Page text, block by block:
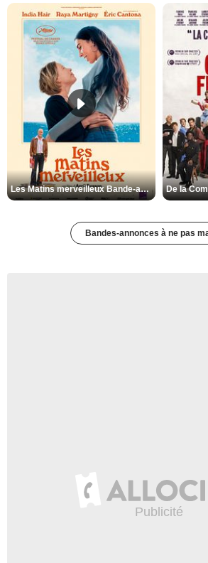
Les Matins merveilleux Bande-annonce VF
Bandes-annonces à ne pas